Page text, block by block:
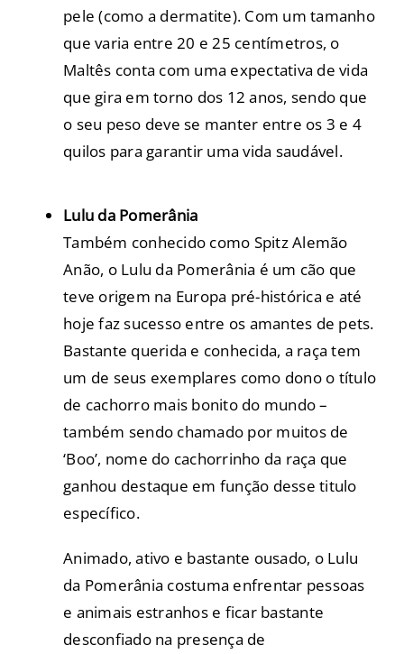
pele (como a dermatite). Com um tamanho
que varia entre 20 e 25 centímetros, o
Maltês conta com uma expectativa de vida
que gira em torno dos 12 anos, sendo que
o seu peso deve se manter entre os 3 e 4
quilos para garantir uma vida saudável.
Lulu da Pomerânia
Também conhecido como Spitz Alemão
Anão, o Lulu da Pomerânia é um cão que
teve origem na Europa pré-histórica e até
hoje faz sucesso entre os amantes de pets.
Bastante querida e conhecida, a raça tem
um de seus exemplares como dono o título
de cachorro mais bonito do mundo –
também sendo chamado por muitos de
‘Boo’, nome do cachorrinho da raça que
ganhou destaque em função desse titulo
específico.
Animado, ativo e bastante ousado, o Lulu
da Pomerânia costuma enfrentar pessoas
e animais estranhos e ficar bastante
desconfiado na presença de